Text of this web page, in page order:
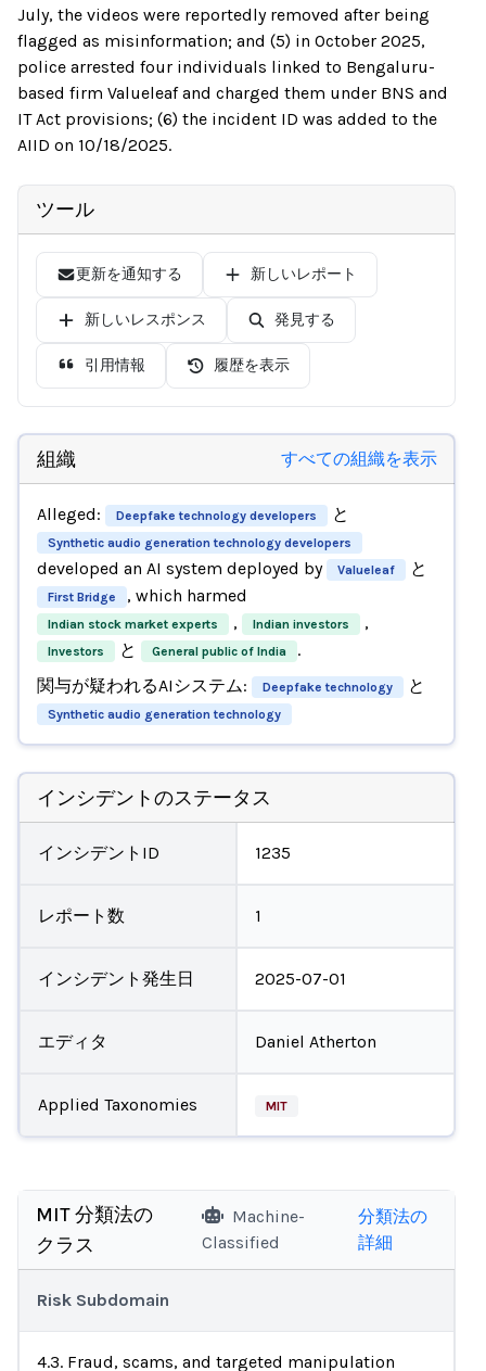
July, the videos were reportedly removed after being
flagged as misinformation; and (5) in October 2025,
police arrested four individuals linked to Bengaluru-
based firm Valueleaf and charged them under BNS and
IT Act provisions; (6) the incident ID was added to the
AIID on 10/18/2025.
ツール
更新を通知する 新しいレポート
新しいレスポンス 発見する
引用情報 履歴を表示
組織 すべての組織を表示
Alleged: Deepfake technology developers と
Synthetic audio generation technology developers
developed an AI system deployed by Valueleaf と
First Bridge , which harmed
Indian stock market experts , Indian investors ,
Investors と General public of India
.
関与が疑われるAIシステム:
Deepfake technology と
Synthetic audio generation technology
インシデントのステータス
インシデントID 1235
レポート数 1
インシデント発生日 2025-07-01
エディタ Daniel Atherton
Applied Taxonomies MIT
MIT 分類法の
クラス
Machine-
Classified
分類法の
詳細
Risk Subdomain
4.3. Fraud, scams, and targeted manipulation